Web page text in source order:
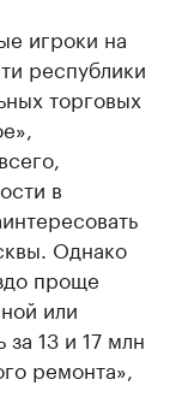
игроки на
республики
торговых
в
Однако
проще
или
13 и 17 млн
ремонта»,